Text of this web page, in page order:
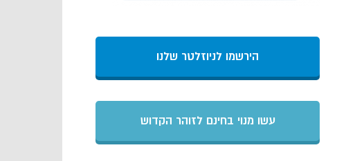
הירשמו לניוזלטר שלנו
עשו מנוי בחינם לזוהר הקדוש